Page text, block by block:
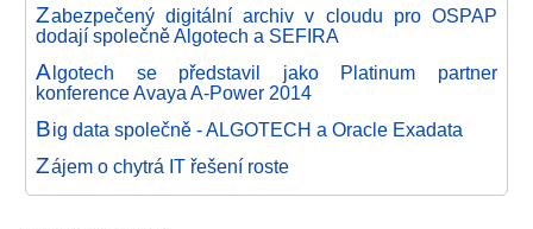
Zabezpečený digitální archiv v cloudu pro OSPAP
dodají společně Algotech a SEFIRA
Algotech se představil jako Platinum partner
konference Avaya A-Power 2014
Big data společně - ALGOTECH a Oracle Exadata
Zájem o chytrá IT řešení roste